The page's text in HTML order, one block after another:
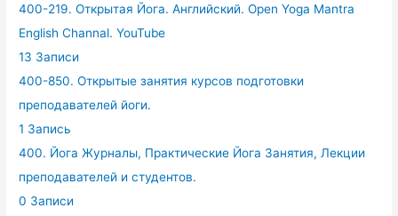
400-219. Открытая Йога. Английский. Open Yoga Mantra
English Channal. YouTube
13 Записи
400-850. Открытые занятия курсов подготовки
преподавателей йоги.
1 Запись
400. Йога Журналы, Практические Йога Занятия, Лекции
преподавателей и студентов.
0 Записи